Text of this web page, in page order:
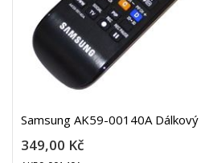
Samsung AK59-00140A
349,00 Kč